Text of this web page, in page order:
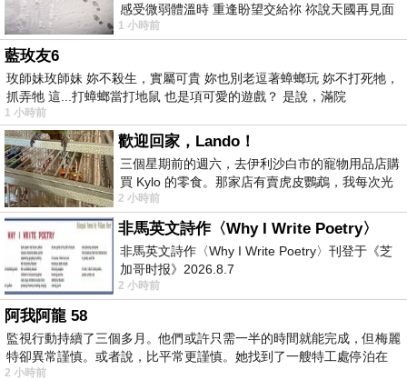
感受微弱體溫時 重逢盼望交給祢 祢說天國再見面
此刻忍淚說別離 他日靈魂再
1 小時前
藍玫友6
玫師妹玫師妹 妳不殺生，實屬可貴 妳也別老逗著蟑螂玩 妳不打死牠，
抓弄牠 這...打蟑螂當打地鼠 也是項可愛的遊戲？ 是說，滿院
1 小時前
歡迎回家，Lando！
三個星期前的週六，去伊利沙白市的寵物用品店購
買 Kylo 的零食。那家店有賣虎皮鸚鵡，我每次光
顧都會去看一下。他們偶爾會引進 C
2 小時前
非馬英文詩作〈Why I Write Poetry〉
非馬英文詩作〈Why I Write Poetry〉刊登于《芝
加哥时报》2026.8.7
2 小時前
阿我阿龍 58
監視行動持續了三個多月。他們或許只需一半的時間就能完成，但梅麗
特卻異常謹慎。或者說，比平常更謹慎。她找到了一艘特工處停泊在
2 小時前